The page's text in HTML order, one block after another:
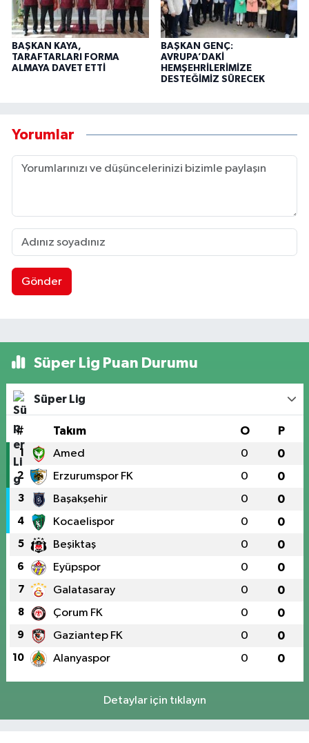
BAŞKAN KAYA,
TARAFTARLARI FORMA
ALMAYA DAVET ETTİ
BAŞKAN GENÇ:
AVRUPA’DAKİ
HEMŞEHRİLERİMİZE
DESTEĞİMİZ SÜRECEK
Yorumlar
Gönder
Süper Lig Puan Durumu
Süper Lig
# Takım O P
1 Amed 0 0
2 Erzurumspor FK 0 0
3 Başakşehir 0 0
4 Kocaelispor 0 0
5 Beşiktaş 0 0
6 Eyüpspor 0 0
7 Galatasaray 0 0
8 Çorum FK 0 0
9 Gaziantep FK 0 0
10 Alanyaspor 0 0
Detaylar için tıklayın